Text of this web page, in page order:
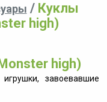
/ Куклы
high)
high)
завоевавшие